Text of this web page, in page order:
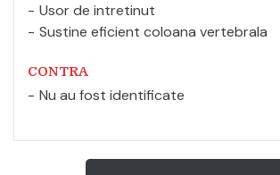
Usor de intretinut
Sustine eficient coloana vertebrala
CONTRA
Nu au fost identificate